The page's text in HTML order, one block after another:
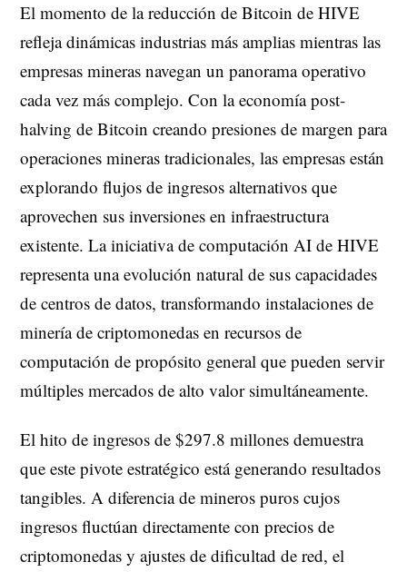
El momento de la reducción de Bitcoin de HIVE
refleja dinámicas industrias más amplias mientras las
empresas mineras navegan un panorama operativo
cada vez más complejo. Con la economía post-
halving de Bitcoin creando presiones de margen para
operaciones mineras tradicionales, las empresas están
explorando flujos de ingresos alternativos que
aprovechen sus inversiones en infraestructura
existente. La iniciativa de computación AI de HIVE
representa una evolución natural de sus capacidades
de centros de datos, transformando instalaciones de
minería de criptomonedas en recursos de
computación de propósito general que pueden servir
múltiples mercados de alto valor simultáneamente.
El hito de ingresos de $297.8 millones demuestra
que este pivote estratégico está generando resultados
tangibles. A diferencia de mineros puros cujos
ingresos fluctúan directamente con precios de
criptomonedas y ajustes de dificultad de red, el